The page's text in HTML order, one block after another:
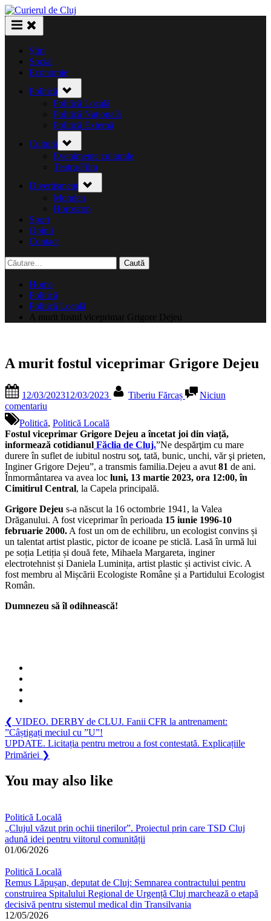
Skip
to
content
Știri
Social
Economie
Politică
sub-
menu
Politică Locală
Politică Națională
Politică Externă
Cultură
sub-
menu
Evenimente culturale
Teatru/Film
Divertisment sub-
menu
Monden
Horoscop
Sport
Opinii
Contact
Caută
după:
Home
Politică
Politică Locală
A murit fostul viceprimar Grigore Dejeu
A murit fostul viceprimar Grigore Dejeu
on
12/03/202312/03/2023 Tiberiu Fărcaș
Niciun
comentariu
murit
fostul
viceprimar
Grigore
Dejeu
Politică, Politică Locală
Fostul viceprimar Grigore Dejeu a încetat joi din viață,
informează cotidianul Făclia de Cluj.”Ne despărţim cu mare
durere în suflet de iubitul nostru soţ, tată, bunic, unchi, văr şi prieten,
Inginer Grigore Dejeu”, a transmis familia.Dejeu a avut 81 de ani.
Înmormântarea va avea loc luni, 13 martie 2023, ora 12:00, în
Cimitirul Central, la Capela principală.
Grigore Dejeu s-a născut la 16 octombrie 1941, la Valea
Drăganului. A fost viceprimar în perioada 15 iunie 1996-10
februarie 2000. A fost un om de echilibru, un ecologist convins și
un talentat artist plastic, pictor de icoane pe sticlă. Lasă în urmă lui
pe soția Letiția și două fete, Mihaela Margareta, inginer
electrotehnist și Daniela Luminița, artist plastic și activist civic. A
fost membru al Mișcării Ecologiste Române și a Partidului Ecologist
Român.
Dumnezeu să îl odihnească!
Navigare
în
articole
❮ Previous
Post:
VIDEO. DERBY de CLUJ. Fanii CFR la antrenament:
”Câștigați meciul cu ”U”!
Next
Post:
UPDATE. Licitația pentru metrou a fost contestată. Explicațiile
Primăriei ❯
You may also like
Politică Locală
„Clujul văzut prin ochii tinerilor”. Proiectul prin care TSD Cluj
adună idei pentru viitorul comunității
01/06/2026
Politică Locală
Remus Lăpușan, deputat de Cluj: Semnarea contractului pentru
construirea Spitalului Regional de Urgență Cluj marchează o etapă
decisivă pentru sistemul medical din Transilvania
12/05/2026